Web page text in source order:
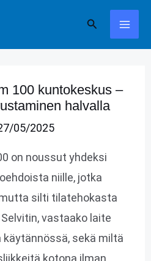
Hae
100 kuntokeskus –
halvalla
05/2025
on noussut yhdeksi
niille, jotka
silti tilatehokasta
vastaako laite
sekä miltä
kotona ilman